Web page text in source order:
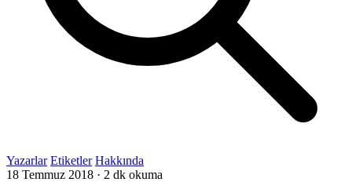
Yazarlar Etiketler Hakkında
18 Temmuz 2018 · 2 dk okuma